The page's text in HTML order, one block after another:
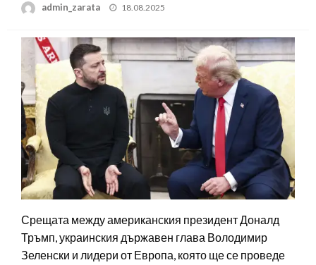
admin_zarata
Posted
18.08.2025
Срещата между американския президент Доналд
Тръмп, украинския държавен глава Володимир
Зеленски и лидери от Европа, която ще се проведе